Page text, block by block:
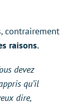
contrairement
raisons.
devez
qu’il
dire,